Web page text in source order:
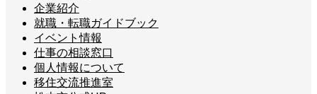
企業紹介
就職・転職ガイドブック
イベント情報
仕事の相談窓口
個人情報について
移住交流推進室